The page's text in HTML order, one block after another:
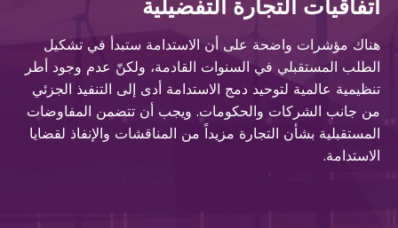
اتفاقيات التجارة التفضيلية
هناك مؤشرات واضحة على أن الاستدامة ستبدأ في تشكيل
الطلب المستقبلي في السنوات القادمة، ولكنّ عدم وجود أطر
تنظيمية عالمية لتوحيد دمج الاستدامة أدى إلى التنفيذ الجزئي
من جانب الشركات والحكومات. ويجب أن تتضمن المفاوضات
المستقبلية بشأن التجارة مزيداً من المناقشات والإنفاذ لقضايا
الاستدامة.